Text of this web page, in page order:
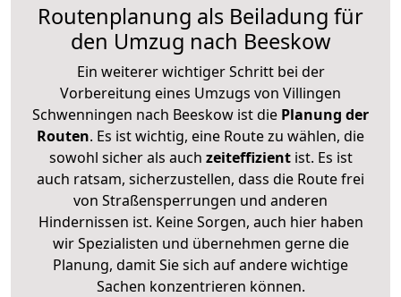
Routenplanung als Beiladung für
den Umzug nach Beeskow
Ein weiterer wichtiger Schritt bei der
Vorbereitung eines Umzugs von Villingen
Schwenningen nach Beeskow ist die Planung der
Routen. Es ist wichtig, eine Route zu wählen, die
sowohl sicher als auch zeiteffizientist. Es ist
auch ratsam, sicherzustellen, dass die Route frei
von Straßensperrungen und anderen
Hindernissen ist. Keine Sorgen, auch hier haben
wir Spezialisten und übernehmen gerne die
Planung, damit Sie sich auf andere wichtige
Sachen konzentrieren können.